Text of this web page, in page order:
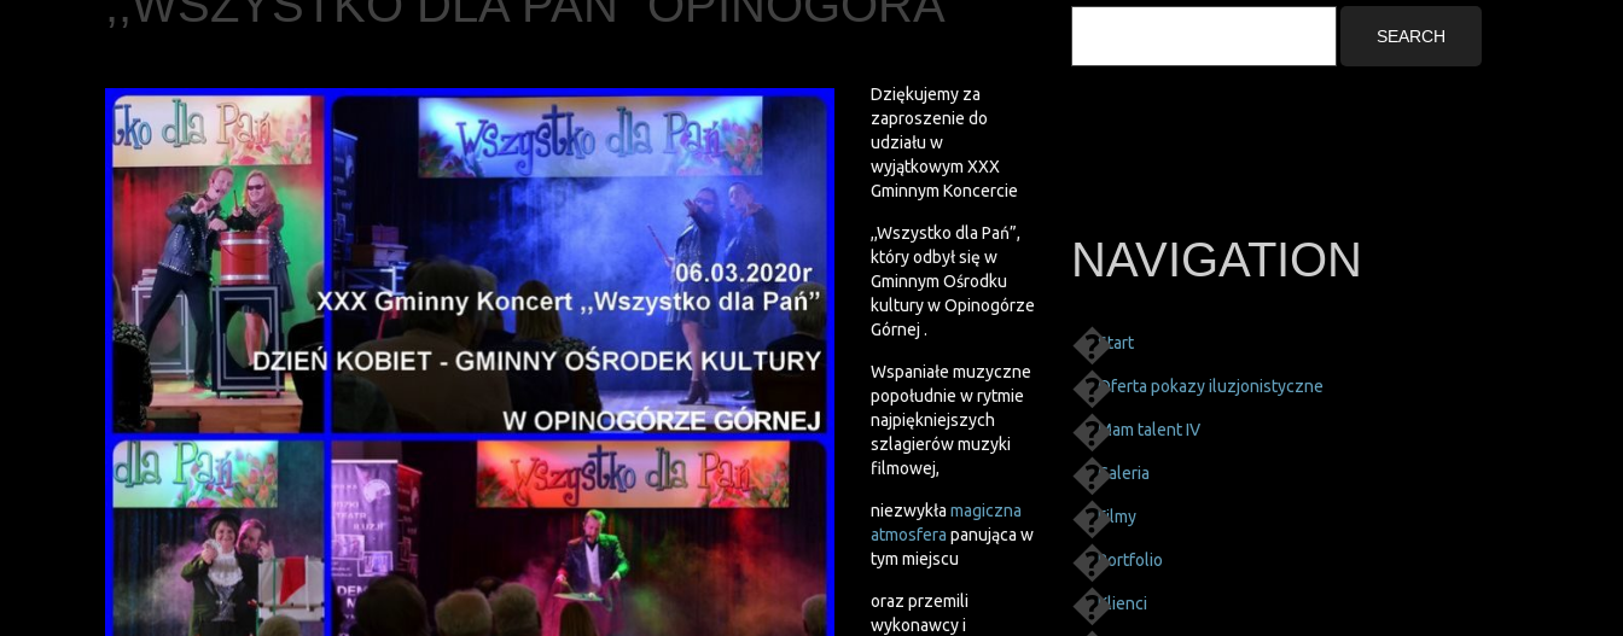
Dziękujemy za
zaproszenie do
udziału w
wyjątkowym XXX
Gminnym Koncercie
,,Wszystko dla Pań”,
który odbył się w
Gminnym Ośrodku
kultury w Opinogórze
Górnej .
Wspaniałe muzyczne
popołudnie w rytmie
najpiękniejszych
szlagierów muzyki
filmowej,
niezwykła magiczna
atmosfera panująca w
tym miejscu
oraz przemili
wykonawcy i
NAVIGATION
Start
Oferta pokazy iluzjonistyczne
Mam talent IV
Galeria
Filmy
Portfolio
Klienci